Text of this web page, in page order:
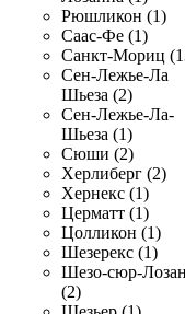
Рюшликон (1)
Саас-Фе (1)
Санкт-Мориц
Сен-Лежье-Ла
Шьеза (2)
Сен-Лежье-Ла-
Шьеза (1)
Сюши (2)
Херлиберг (2)
Хернекс (1)
Церматт (1)
Цолликон (1)
Шезерекс (1)
Шезо-сюр-
(2)